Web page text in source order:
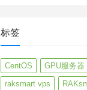
标签
CentOS GPU服务器
raksmart vps